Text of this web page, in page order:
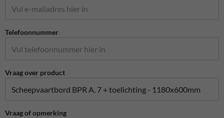
Telefoonnummer
Vraag over product
Vraag of opmerking